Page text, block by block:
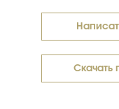
Скачать